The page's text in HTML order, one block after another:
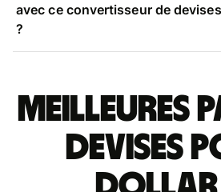
avec ce convertisseur de devises
?
Meilleures
devises